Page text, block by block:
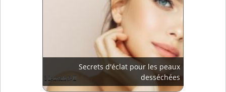
Secrets d'éclat pour les peaux
desséchées